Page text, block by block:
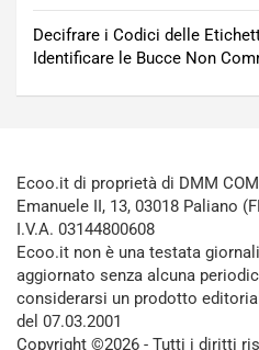
Decifrare i Codici delle
Identificare le Bucce Non
Ecoo.it di proprietà di DMM
Emanuele II, 13, 03018 Paliano
I.V.A. 03144800608
Ecoo.it non è una testata
aggiornato senza alcuna
considerarsi un prodotto
del 07.03.2001
Copyright ©2026 - Tutti i diritti